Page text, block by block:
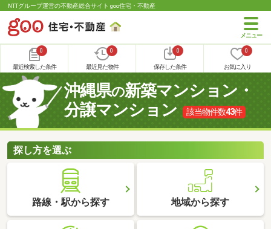
NTTグループ運営の不動産総合サイト goo住宅・不動産
0
最近検索した条件
0
最近見た物件
0
保存した条件
0
お気に入り
沖縄県の新築マンション・
分譲マンション
該当物件数43件
探し方を選ぶ
路線・駅から探す 地域から探す